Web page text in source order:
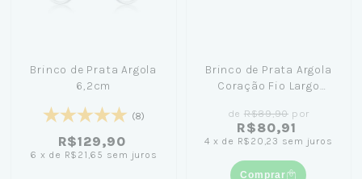
Brinco de Prata Argola
6,2cm
(8)
R$129,90
6 x de R$21,65 sem juros
Brinco de Prata Argola
Coração Fio Largo
de R$89,90 por
R$80,91
4 x de R$20,23 sem juros
Comprar